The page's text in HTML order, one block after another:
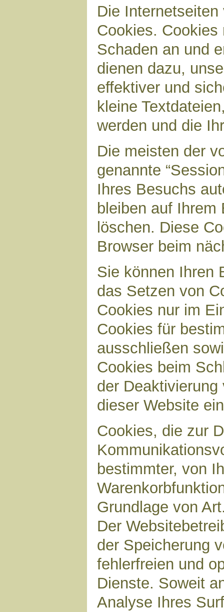
Die
Cookies.
Schaden an und
dienen dazu,
effektiver und
kleine
werden und die
Die meisten der
genannte
Ihres Besuchs
bleiben auf
löschen. Diese
Browser beim
Sie können Ihren
das Setzen von
Cookies nur im
Cookies für
ausschließen
Cookies beim
der
dieser Website
Cookies, die zur
bestimmter, von
Grundlage von
Der
der Speicherung
fehlerfreien und
Dienste. Soweit
Analyse Ihres